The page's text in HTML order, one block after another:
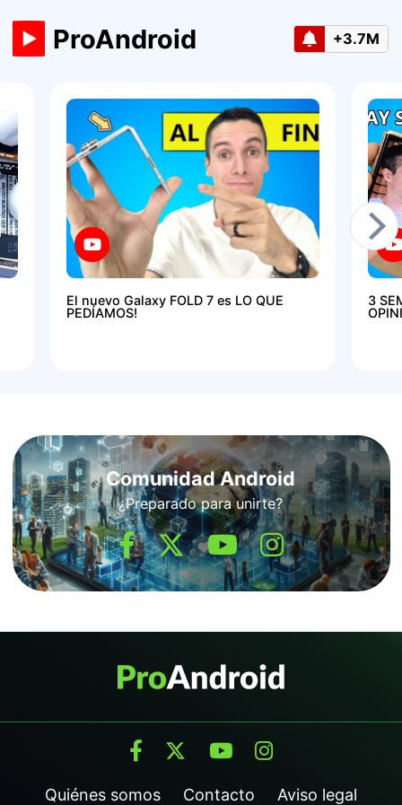
ProAndroid +3.7M
El nuevo Galaxy FOLD 7 es LO QUE
PEDÍAMOS!
3
Comunidad Android
¿Preparado para unirte?
Quiénes somos Contacto Aviso legal